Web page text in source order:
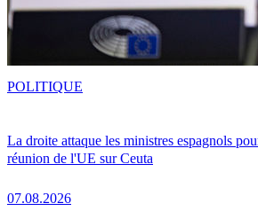
La droite attaque les ministres espagnols
réunion de l'UE sur Ceuta
07.08.2026
POLITIQUE